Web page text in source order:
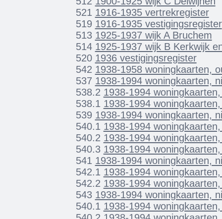
521 1916-1935 vertrekregister
519 1916-1935 vestigingsregister
513 1925-1937 wijk A Bruchem
514 1925-1937 wijk B Kerkwijk
520 1936 vestigingsregister
542 1938-1958 woningkaarten,
537 1938-1994 woningkaarten,
538.2 1938-1994
538.1 1938-1994
539 1938-1994 woningkaarten,
540.1 1938-1994
540.2 1938-1994
540.3 1938-1994
541 1938-1994 woningkaarten,
542.1 1938-1994
542.2 1938-1994
543 1938-1994 woningkaarten,
540.1 1938-1994